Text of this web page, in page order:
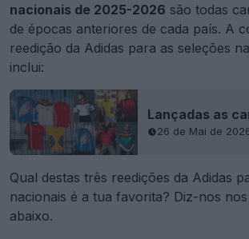
nacionais de 2025-2026 são todas
de épocas anteriores de cada país. A
reedição da Adidas para as seleções
inclui:
26 de Mai de
Qual destas três reedições da Adidas
nacionais é a tua favorita? Diz-nos
abaixo.